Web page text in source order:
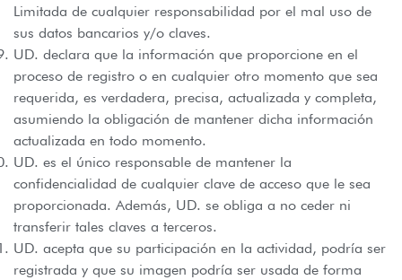
Limitada de cualquier responsabilidad por el mal uso de
sus datos bancarios y/o claves.
UD. declara que la información que proporcione en el
proceso de registro o en cualquier otro momento que sea
requerida, es verdadera, precisa, actualizada y completa,
asumiendo la obligación de mantener dicha información
actualizada en todo momento.
UD. es el único responsable de mantener la
confidencialidad de cualquier clave de acceso que le sea
proporcionada. Además, UD. se obliga a no ceder ni
transferir tales claves a terceros.
UD. acepta que su participación en la actividad, podría ser
registrada y que su imagen podría ser usada de forma